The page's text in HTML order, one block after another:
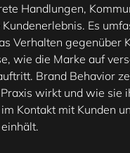
Handlungen,
Es
Verhalten gegenüber
wie die Marke auf
Brand Behavior
wirkt und wie sie
Kontakt mit Kunden